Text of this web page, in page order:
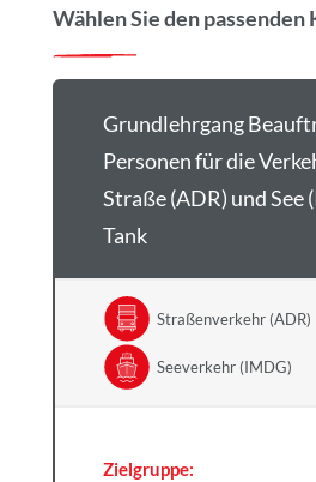
Wählen Sie den passenden
Grundlehrgang
Personen für die
Straße (ADR) und See
Tank
Straßenverkehr (ADR)
Seeverkehr (IMDG)
Zielgruppe: